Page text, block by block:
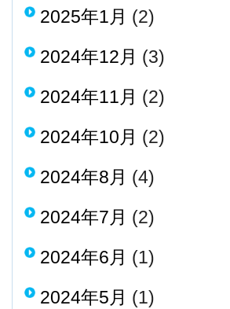
2025年1月 (2)
2024年12月 (3)
2024年11月 (2)
2024年10月 (2)
2024年8月 (4)
2024年7月 (2)
2024年6月 (1)
2024年5月 (1)